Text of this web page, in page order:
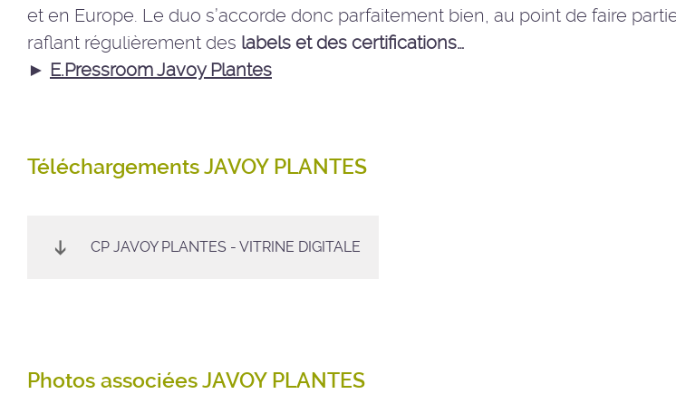
et en Europe. Le duo s’accorde donc parfaitement bien, au point de faire
raflant régulièrement des labels et des certifications…
► E.Pressroom Javoy Plantes
Téléchargements JAVOY PLANTES
CP JAVOY PLANTES - VITRINE DIGITALE
Photos associées JAVOY PLANTES